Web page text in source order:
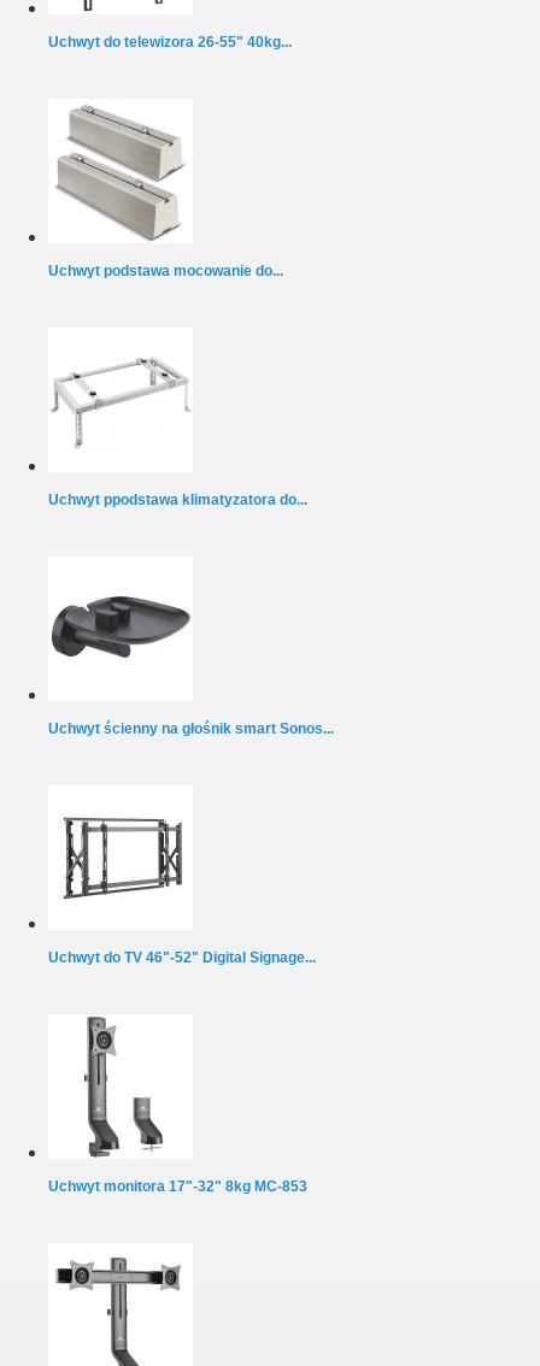
Uchwyt do telewizora 26-55" 40kg...
Uchwyt podstawa mocowanie do...
Uchwyt ppodstawa klimatyzatora do...
Uchwyt ścienny na głośnik smart Sonos...
Uchwyt do TV 46"-52" Digital Signage...
Uchwyt monitora 17"-32" 8kg MC-853